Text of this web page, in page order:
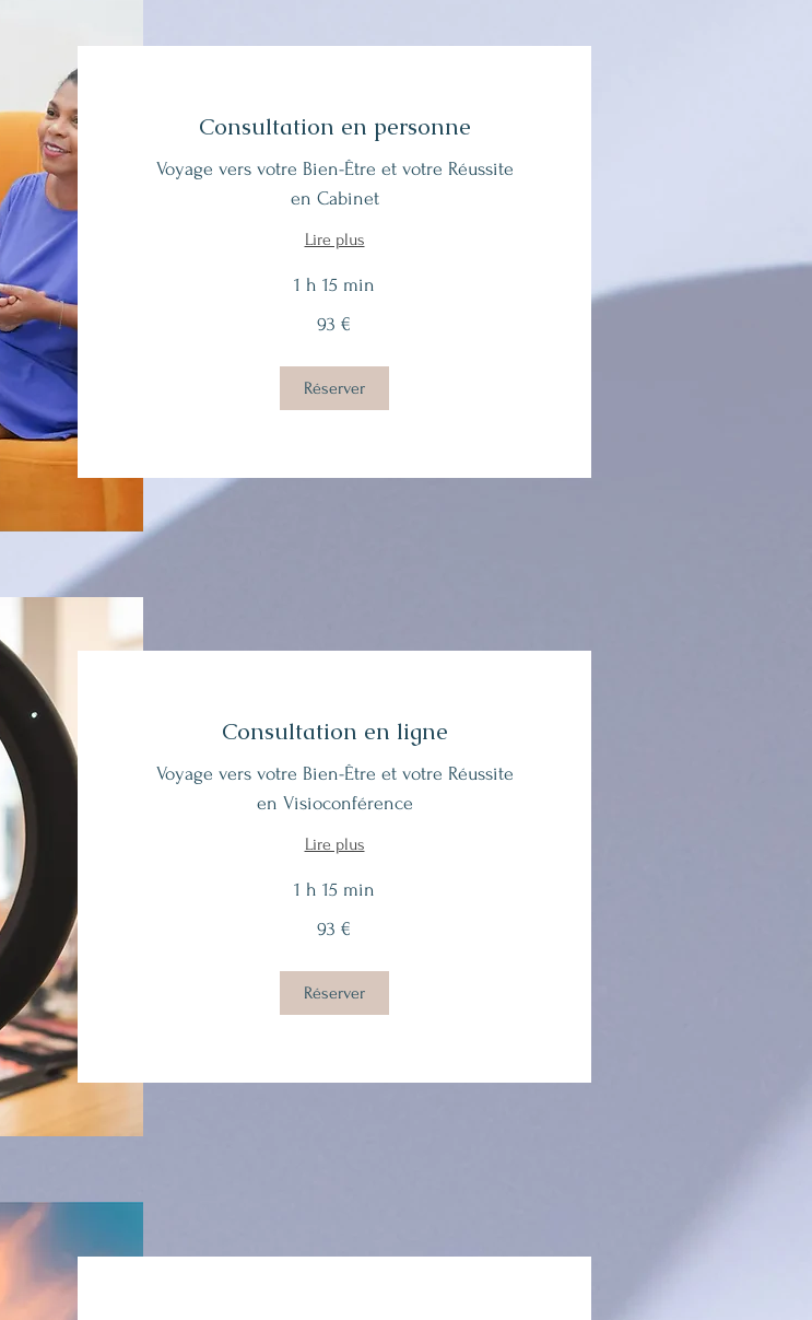
Consultation en personne
Voyage vers votre Bien-Être et votre Réussite
en Cabinet
Lire plus
1 h 15 min
93 €
Réserver
Consultation en ligne
Voyage vers votre Bien-Être et votre Réussite
en Visioconférence
Lire plus
1 h 15 min
93 €
Réserver